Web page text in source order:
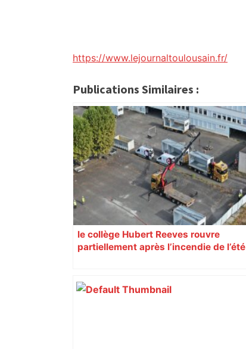
https://www.lejournaltoulousain.fr/
Publications Similaires :
le collège Hubert Reeves rouvre
partiellement après l’incendie de l’été